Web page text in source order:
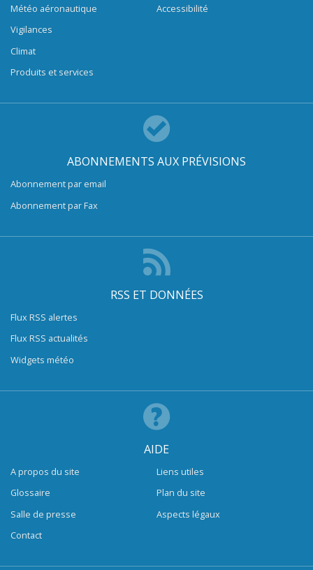
Météo aéronautique
Vigilances
Climat
Produits et services
Accessibilité
ABONNEMENTS AUX PRÉVISIONS
Abonnement par email
Abonnement par Fax
RSS ET DONNÉES
Flux RSS alertes
Flux RSS actualités
Widgets météo
AIDE
A propos du site
Glossaire
Salle de presse
Contact
Liens utiles
Plan du site
Aspects légaux